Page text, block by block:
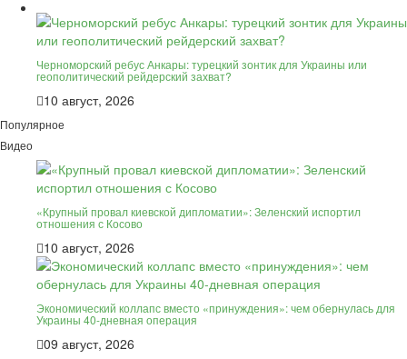
Черноморский ребус Анкары: турецкий зонтик для Украины или
геополитический рейдерский захват?
10 август, 2026
Популярное
Видео
«Крупный провал киевской дипломатии»: Зеленский испортил
отношения с Косово
10 август, 2026
Экономический коллапс вместо «принуждения»: чем обернулась для
Украины 40-дневная операция
09 август, 2026